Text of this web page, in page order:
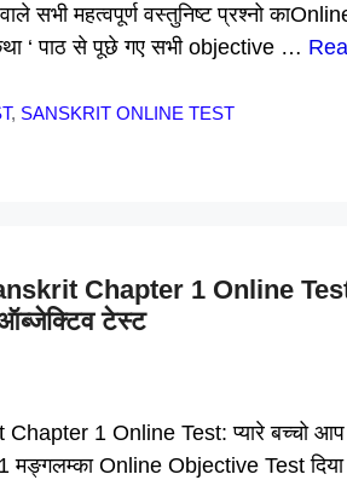
सभी महत्वपूर्ण वस्तुनिष्ट प्रश्नो
‘ पाठ से पूछे गए सभी objective …
, SANSKRIT ONLINE TEST
Chapter 1 Online Test
टेस्ट
1 Online Test: प्यारे बच्चो आप
मङ्गलम्का Online Objective Test